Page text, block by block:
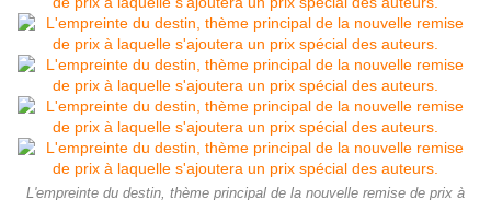
L'empreinte du destin, thème principal de la nouvelle remise de prix à